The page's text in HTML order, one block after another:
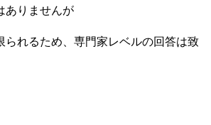
ありませんが
られるため、専門家レベルの回答は致